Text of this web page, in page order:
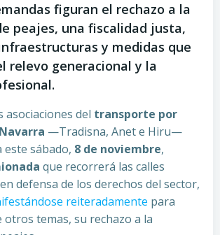
figuran el rechazo a la
peajes, una fiscalidad justa,
y medidas que
relevo generacional y la
asociaciones del transporte por
—Tradisna, Anet e Hiru—
este sábado, 8 de noviembre,
que recorrerá las calles
en defensa de los derechos del sector,
reiteradamente para
temas, su rechazo a la